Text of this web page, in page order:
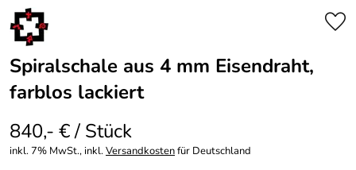
Spiralschale aus 4 mm Eisendraht,
farblos lackiert
840,- € / Stück
inkl. 7% MwSt., inkl.Versandkostenfür Deutschland